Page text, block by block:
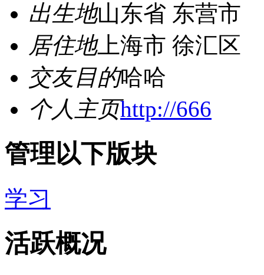
出生地山东省 东营市
居住地上海市 徐汇区
交友目的哈哈
个人主页http://666
管理以下版块
学习
活跃概况